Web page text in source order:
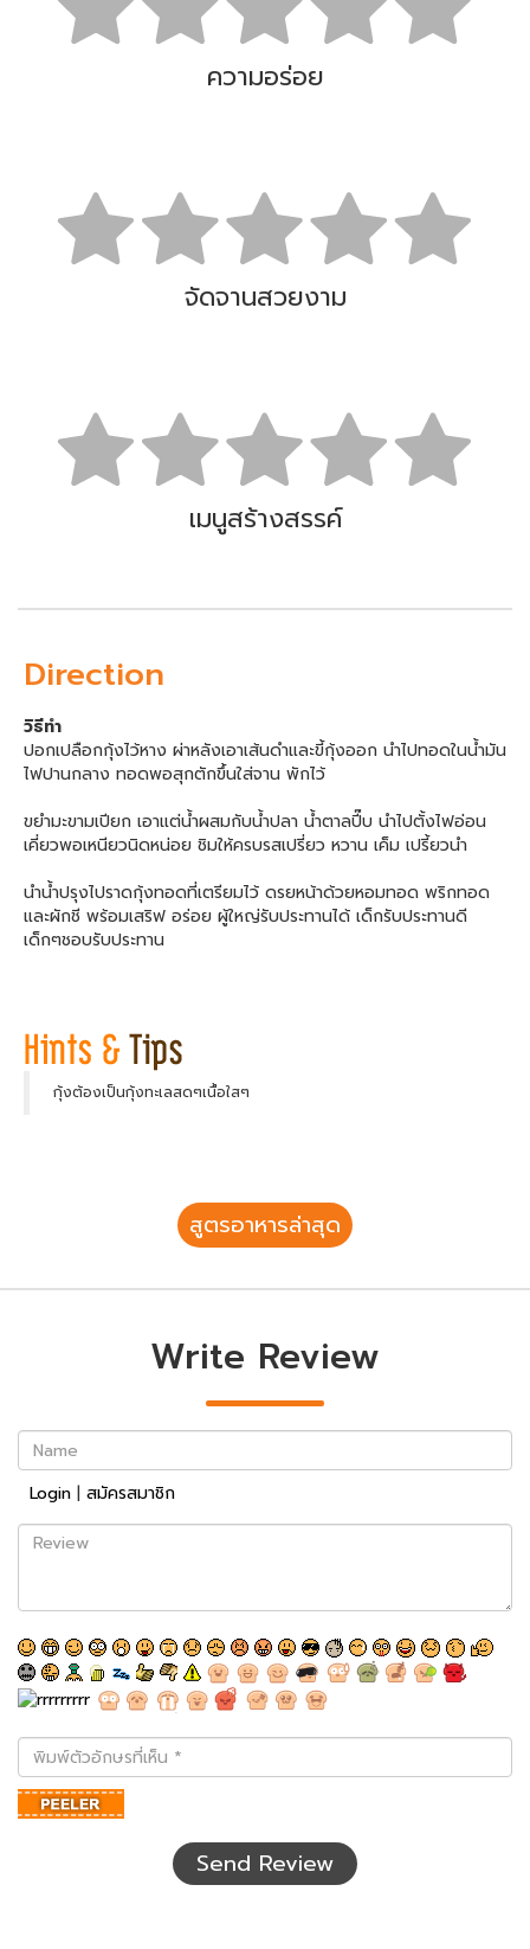
ความอร่อย
จัดจานสวยงาม
เมนูสร้างสรรค์
Direction
วิธีทำ
ปอกเปลือกกุ้งไว้หาง ผ่าหลังเอาเส้นดำและขี้กุ้งออก นำไปทอดในน้ำมัน
ไฟปานกลาง ทอดพอสุกตักขึ้นใส่จาน พักไว้
ขยำมะขามเปียก เอาแต่น้ำผสมกับน้ำปลา น้ำตาลปี๊บ นำไปตั้งไฟอ่อน
เคี่ยวพอเหนียวนิดหน่อย ชิมให้ครบรสเปรี่ยว หวาน เค็ม เปรี้ยวนำ
นำน้ำปรุงไปราดกุ้งทอดที่เตรียมไว้ ดรยหน้าด้วยหอมทอด พริกทอด
และผักชี พร้อมเสริฟ อร่อย ผู้ใหญ่รับประทานได้ เด็กรับประทานดี
เด็กๆชอบรับประทาน
กุ้งต้องเป็นกุ้งทะเลสดๆเนื้อใสๆ
สูตรอาหารล่าสุด
Write Review
Name
Login | สมัครสมาชิก
Review
พิมพ์
ตัว
อักษร
ที่
Send Review